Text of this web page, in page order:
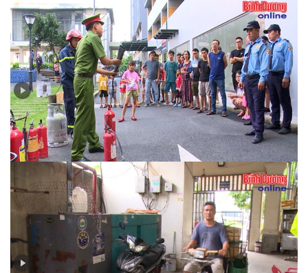
Bản tin PCCC và CNCH (số 4-2024): Nâng cao ý thức
phòng cháy, chữa cháy tại chung cư, nhà cao tầng